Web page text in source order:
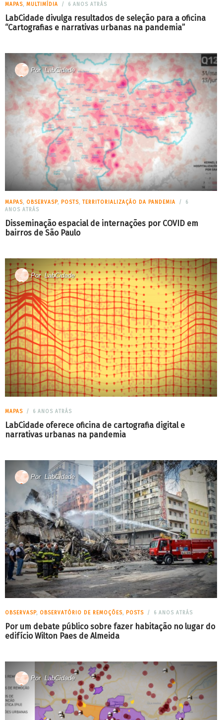
MAPAS, MULTIMÍDIA 6 ANOS ATRÁS
LabCidade divulga resultados de seleção para a oficina
“Cartografias e narrativas urbanas na pandemia”
PorLabCidade
MAPAS, OBSERVASP, POSTS, TERRITORIALIZAÇÃO DA PANDEMIA
6
ANOS ATRÁS
Disseminação espacial de internações por COVID em
bairros de São Paulo
PorLabCidade
MAPAS 6 ANOS ATRÁS
LabCidade oferece oficina de cartografia digital e
narrativas urbanas na pandemia
Por LabCidade
OBSERVASP, OBSERVATÓRIO DE REMOÇÕES, POSTS 6 ANOS ATRÁS
Por um debate público sobre fazer habitação no lugar do
edifício Wilton Paes de Almeida
Por LabCidade